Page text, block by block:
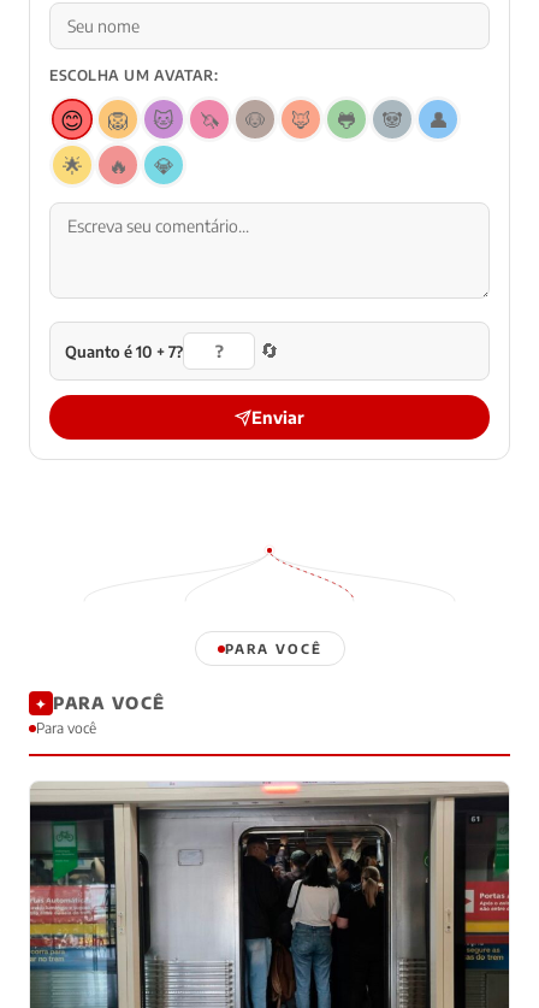
ESCOLHA UM AVATAR:
😊 🦁 🐱 🦄 🐶 🦊 🐸 🐼
👤
🌟
🔥 💎
Quanto é 10 + 7? 🔄
Enviar
PARA VOCÊ
✦ PARA VOCÊ
Para você